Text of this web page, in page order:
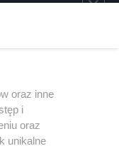
oraz inne
i
oraz
unikalne